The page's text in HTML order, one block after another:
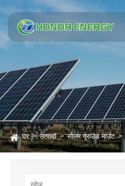
घर उत्पादों सोलर ग्राउंड माउंट